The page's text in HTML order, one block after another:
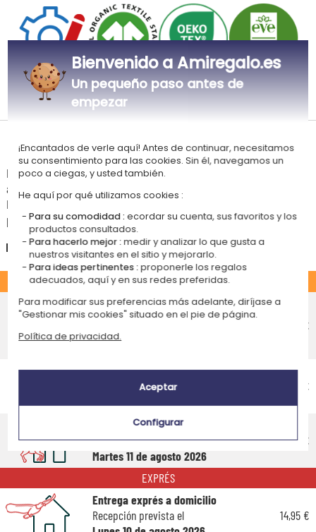
Personalizado
en Francia
Certificado
GOTS
Certificado
Tiempos de entrega y gastos de envío
La estimación de la fecha de recepción y de los gastos de envío de este
articulo están indicados a continuación.
Las fechas estimadas a continuación se aplican para un pedido con
pago en tarjeta bancaria o PayPal.
España
ESTÁNDAR
Entrega económico en punto de
recogida
Recepción prevista el
4,75 €
Entrega económico a domicilio
Recepción prevista el
4,95 €
Entrega estándar a domicilio
Recepción prevista el
Martes 11 de agosto 2026
9,95 €
EXPRÉS
Entrega exprés a domicilio
Recepción prevista el
14,95 €
Bienvenido a Amiregalo.es
Un pequeño paso antes de
empezar
¡Encantados de verle aquí! Antes de continuar, necesitamos
su consentimiento para las cookies. Sin él, navegamos un
poco a ciegas, y usted también.
He aquí por qué utilizamos cookies :
Para su comodidad : ecordar su cuenta, sus favoritos y los
productos consultados.
Para hacerlo mejor :medir y analizar lo que gusta a
nuestros visitantes en el sitio y mejorarlo.
Para ideas pertinentes :proponerle los regalos
adecuados, aquí y en sus redes preferidas.
Para modificar sus preferencias más adelante, diríjase a
"Gestionar mis cookies" situado en el pie de página.
Política de privacidad.
Aceptar
Configurar